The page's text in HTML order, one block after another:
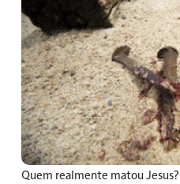
Quem realmente matou Jesus?